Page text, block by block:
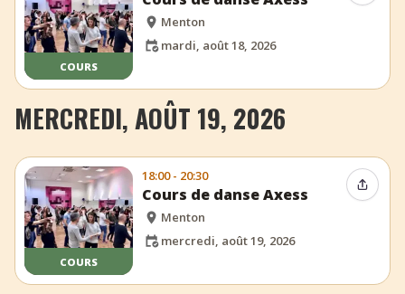
COURS
Menton
mardi, août 18, 2026
MERCREDI, AOÛT 19, 2026
COURS
18:00 - 20:30
Cours de danse Axess
Menton
mercredi, août 19, 2026